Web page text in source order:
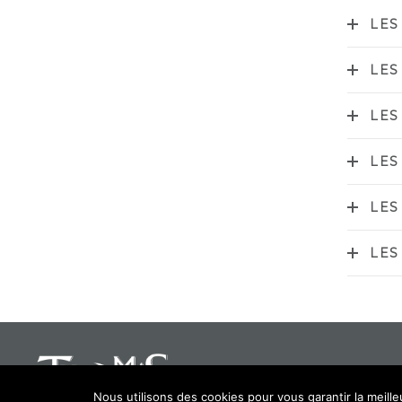
Nous utilisons des cookies pour vous garantir la